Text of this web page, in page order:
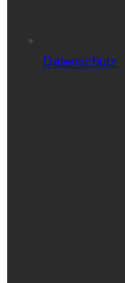
Datenschutz